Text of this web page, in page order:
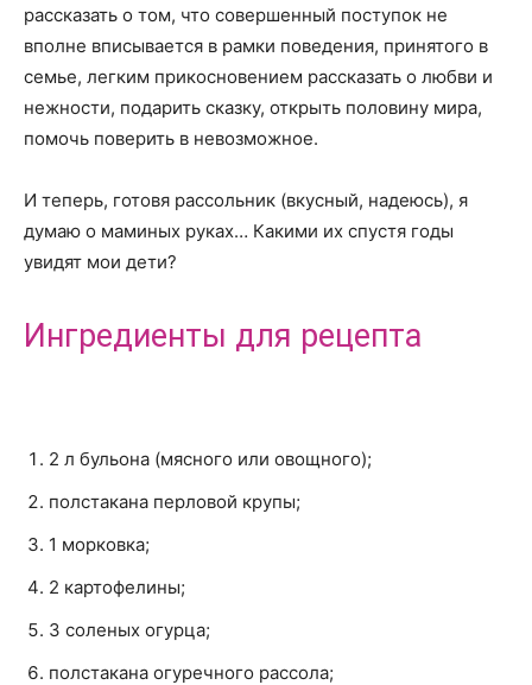
рассказать о том, что совершенный поступок не
вполне вписывается в рамки поведения, принятого в
семье, легким прикосновением рассказать о любви и
нежности, подарить сказку, открыть половину мира,
помочь поверить в невозможное.
И теперь, готовя рассольник (вкусный, надеюсь), я
думаю о маминых руках… Какими их спустя годы
увидят мои дети?
Ингредиенты для рецепта
2 л бульона (мясного или овощного);
полстакана перловой крупы;
1 морковка;
2 картофелины;
3 соленых огурца;
полстакана огуречного рассола;